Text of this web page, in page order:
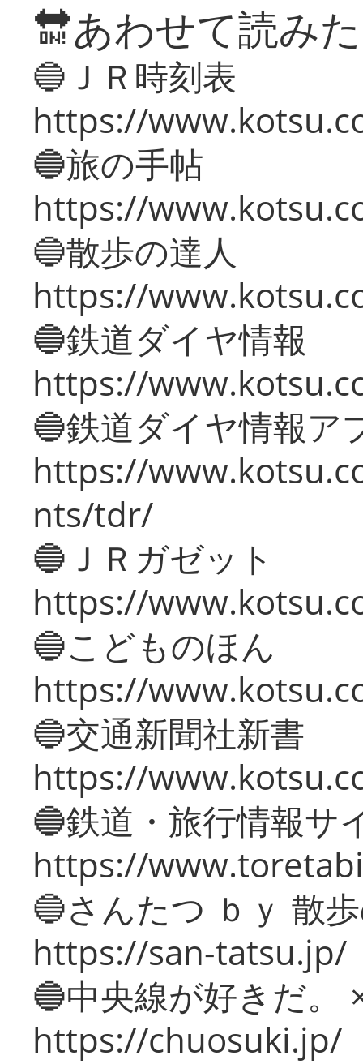
🔛あわせて読み
🔵ＪＲ時刻表
https://
🔵旅の手帖
https://
🔵散歩の達人
https://
🔵鉄道ダイヤ情報
https://
🔵鉄道ダイヤ情報ア
https://
nts/tdr/
🔵ＪＲガゼット
https://
🔵こどものほん
https://
🔵交通新聞社新書
https://
🔵鉄道・旅行情報サ
https://
🔵さんたつ ｂｙ 散
https://san-tatsu.jp/
🔵中央線が好きだ。
https://chuosuki.jp/